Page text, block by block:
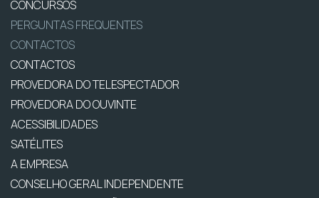
CONCURSOS
PERGUNTAS FREQUENTES
CONTACTOS
CONTACTOS
PROVEDORA DO TELESPECTADOR
PROVEDORA DO OUVINTE
ACESSIBILIDADES
SATÉLITES
A EMPRESA
CONSELHO GERAL INDEPENDENTE